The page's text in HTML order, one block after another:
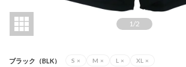
1/2
ブラック（BLK） S × M × L × XL ×